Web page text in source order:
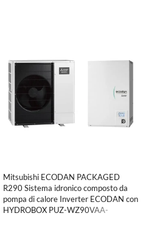
Mitsubishi ECODAN PACKAGED
R290 Sistema idronico composto da
pompa di calore Inverter ECODAN con
HYDROBOX PUZ-WZ90VAA-